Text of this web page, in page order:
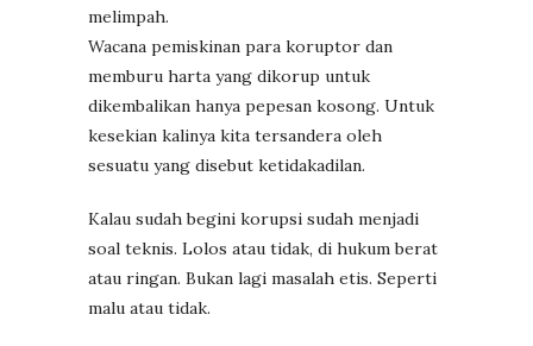
melimpah.
Wacana pemiskinan para koruptor dan
memburu harta yang dikorup untuk
dikembalikan hanya pepesan kosong. Untuk
kesekian kalinya kita tersandera oleh
sesuatu yang disebut ketidakadilan.
Kalau sudah begini korupsi sudah menjadi
soal teknis. Lolos atau tidak, di hukum berat
atau ringan. Bukan lagi masalah etis. Seperti
malu atau tidak.